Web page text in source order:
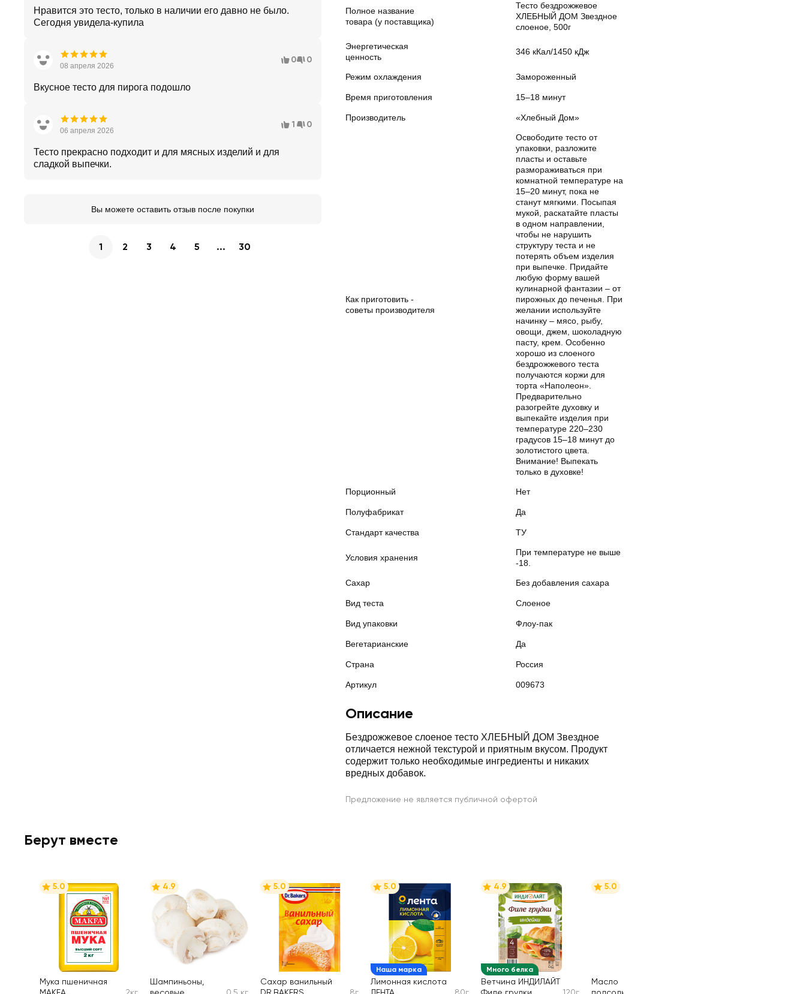
Полное название
товара (у поставщика)
Тесто бездрожжевое
ХЛЕБНЫЙ ДОМ Звездное
слоеное, 500г
Энергетическая
ценность
346 кКал/1450 кДж
Режим охлаждения Замороженный
Время приготовления 15–18 минут
Производитель «Хлебный Дом»
Как приготовить -
советы производителя
Освободите тесто от
упаковки, разложите
пласты и оставьте
размораживаться при
комнатной температуре на
15–20 минут, пока не
станут мягкими. Посыпая
мукой, раскатайте пласты
в одном направлении,
чтобы не нарушить
структуру теста и не
потерять объем изделия
при выпечке. Придайте
любую форму вашей
кулинарной фантазии – от
пирожных до печенья. При
желании используйте
начинку – мясо, рыбу,
овощи, джем, шоколадную
пасту, крем. Особенно
хорошо из слоеного
бездрожжевого теста
получаются коржи для
торта «Наполеон».
Предварительно
разогрейте духовку и
выпекайте изделия при
температуре 220–230
градусов 15–18 минут до
золотистого цвета.
Внимание! Выпекать
только в духовке!
Порционный Нет
Полуфабрикат Да
Стандарт качества ТУ
Условия хранения
При температуре не выше
-18.
Сахар Без добавления сахара
Вид теста Слоеное
Вид упаковки Флоу-пак
Вегетарианские Да
Страна Россия
Артикул 009673
Описание
Бездрожжевое слоеное тесто ХЛЕБНЫЙ ДОМ Звездное
отличается нежной текстурой и приятным вкусом. Продукт
содержит только необходимые ингредиенты и никаких
вредных добавок.
Предложение не является публичной офертой
Нравится это тесто, только в наличии его давно не было.
Сегодня увидела-купила
08 апреля 2026
0 0
Вкусное тесто для пирога подошло
06 апреля 2026
1 0
Тесто прекрасно подходит и для мясных изделий и для
сладкой выпечки.
Вы можете оставить отзыв после покупки
1 2 3 4 5 ... 30
Берут вместе
5.0
Мука пшеничная
4.9
Шампиньоны,
5.0
Сахар ванильный
Наша марка
5.0
Лимонная кислота
Много белка
4.9
Ветчина ИНДИЛАЙТ
5.0
Масло